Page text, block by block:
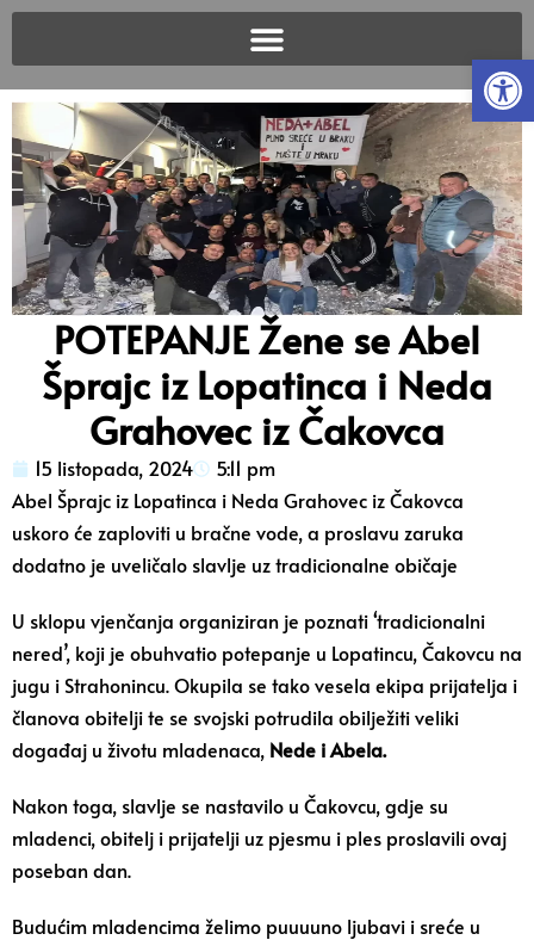
POTEPANJE Žene se Abel
Šprajc iz Lopatinca i Neda
Grahovec iz Čakovca
15 listopada, 2024
5:11 pm
Abel Šprajc iz Lopatinca i Neda Grahovec iz Čakovca
uskoro će zaploviti u bračne vode, a proslavu zaruka
dodatno je uveličalo slavlje uz tradicionalne običaje
U sklopu vjenčanja organiziran je poznati ‘tradicionalni
nered’, koji je obuhvatio potepanje u Lopatincu, Čakovcu na
jugu i Strahonincu. Okupila se tako vesela ekipa prijatelja i
članova obitelji te se svojski potrudila obilježiti veliki
događaj u životu mladenaca, Nede i Abela.
Nakon toga, slavlje se nastavilo u Čakovcu, gdje su
mladenci, obitelj i prijatelji uz pjesmu i ples proslavili ovaj
poseban dan.
Budućim mladencima želimo puuuuno ljubavi i sreće u